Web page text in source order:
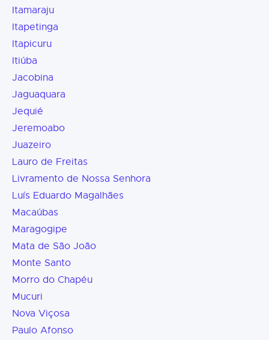
Itamaraju
Itapetinga
Itapicuru
Itiúba
Jacobina
Jaguaquara
Jequié
Jeremoabo
Juazeiro
Lauro de Freitas
Livramento de Nossa Senhora
Luís Eduardo Magalhães
Macaúbas
Maragogipe
Mata de São João
Monte Santo
Morro do Chapéu
Mucuri
Nova Viçosa
Paulo Afonso